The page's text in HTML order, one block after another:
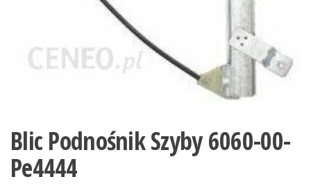
Blic Podnośnik Szyby 6060-00-
Pe4444